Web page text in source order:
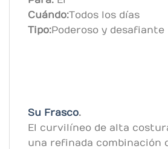
Cuándo:Todos los días
Tipo:Poderoso y desafiante
Su Frasco.
El curvilíneo de alta
una refinada combinación